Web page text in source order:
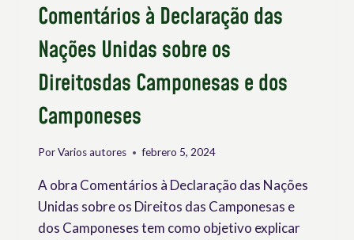
Comentários à Declaração das
Nações Unidas sobre os
Direitosdas Camponesas e dos
Camponeses
PorVarios autores febrero 5, 2024
A obra Comentários à Declaração das Nações
Unidas sobre os Direitos das Camponesas e
dos Camponeses tem como objetivo explicar